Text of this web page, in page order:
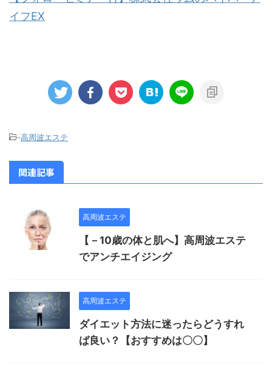
イフEX
-高周波エステ
関連記事
高周波エステ
【－10歳の体と肌へ】高周波エステ
でアンチエイジング
高周波エステ
ダイエット方法に迷ったらどうすれ
ば良い？【おすすめは〇〇】